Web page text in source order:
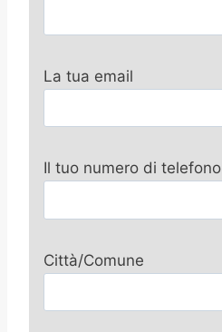
La tua email
Il tuo numero di telefono
Città/Comune